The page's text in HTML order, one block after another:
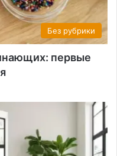
Без рубрики
первые